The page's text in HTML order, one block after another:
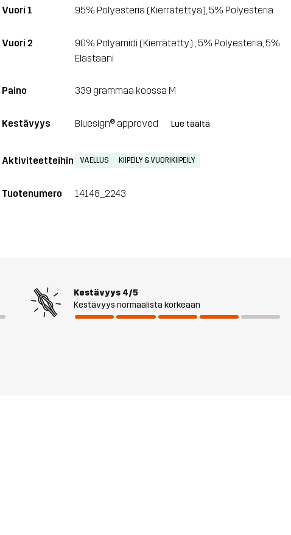
Vuori 1 95% Polyesteria (Kierrätettyä), 5% Polyesteria
Vuori 2
90% Polyamidi (Kierrätetty) , 5% Polyesteria, 5%
Elastaani
Paino 339 grammaa koossa M
Kestävyys Bluesign® approved Lue täältä
Aktiviteetteihin VAELLUS KIIPEILY & VUORIKIIPEILY
Tuotenumero 14148_2243
Kestävyys 4/5
Kestävyys normaalista korkeaan